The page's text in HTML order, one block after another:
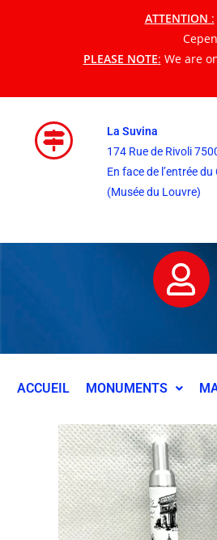
ATTENTION :
PLEASE NOTE: We are
La Suvina
174 Rue de Rivoli
En face de l’entrée
(Musée du Louvre)
ACCUEIL MONUMENTS